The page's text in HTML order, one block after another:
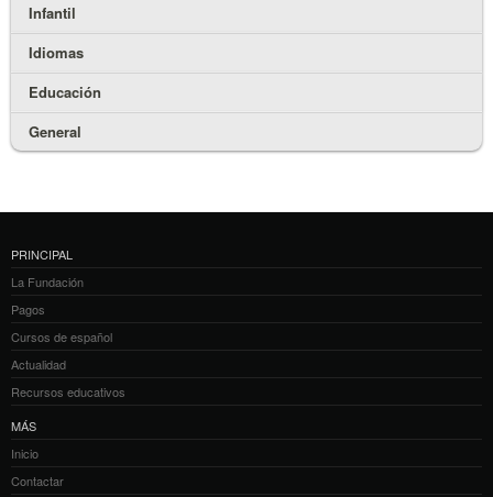
Infantil
Idiomas
Educación
General
PRINCIPAL
La Fundación
Pagos
Cursos de español
Actualidad
Recursos educativos
MÁS
Inicio
Contactar